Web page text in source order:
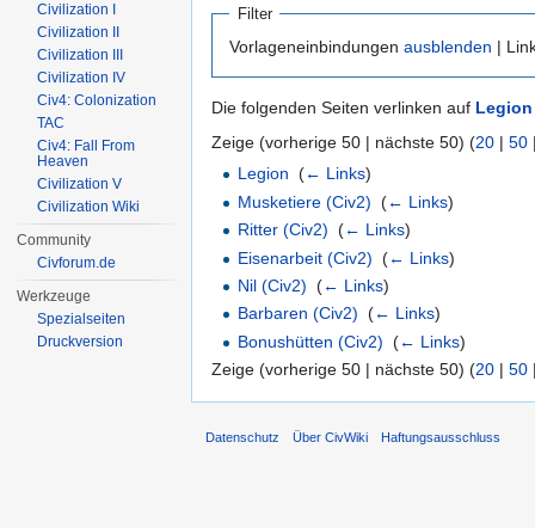
Filter
Vorlageneinbindungen ausblenden |
Die folgenden Seiten verlinken auf
Zeige (vorherige 50 | nächste 50) (20 | 50
Legion
(← Links)
Musketiere (Civ2)
(← Links)
Ritter (Civ2)
(← Links)
Eisenarbeit (Civ2)
(← Links)
Nil (Civ2)
(← Links)
Barbaren (Civ2)
(← Links)
Bonushütten (Civ2)
(← Links)
Zeige (vorherige 50 | nächste 50) (20 | 50
Civilization I
Civilization II
Civilization III
Civilization IV
Civ4: Colonization
TAC
Civ4: Fall From
Heaven
Civilization V
Civilization Wiki
Community
Civforum.de
Werkzeuge
Spezialseiten
Druckversion
Datenschutz Über CivWiki Haftungsausschluss